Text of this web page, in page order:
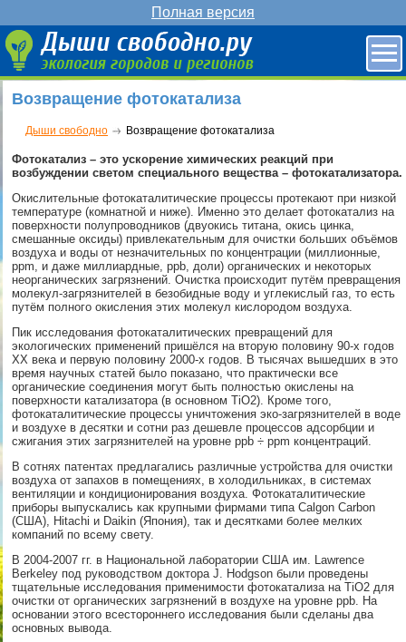
Полная версия
Возвращение фотокатализа
Дыши свободно Возвращение фотокатализа
Фотокатализ – это ускорение химических реакций при
возбуждении светом специального вещества – фотокатализатора.
Окислительные фотокаталитические процессы протекают при низкой
температуре (комнатной и ниже). Именно это делает фотокатализ на
поверхности полупроводников (двуокись титана, окись цинка,
смешанные оксиды) привлекательным для очистки больших объёмов
воздуха и воды от незначительных по концентрации (миллионные,
ppm, и даже миллиардные, ppb, доли) органических и некоторых
неорганических загрязнений. Очистка происходит путём превращения
молекул-загрязнителей в безобидные воду и углекислый газ, то есть
путём полного окисления этих молекул кислородом воздуха.
Пик исследования фотокаталитических превращений для
экологических применений пришёлся на вторую половину 90-х годов
ХХ века и первую половину 2000-х годов. В тысячах вышедших в это
время научных статей было показано, что практически все
органические соединения могут быть полностью окислены на
поверхности катализатора (в основном TiO2). Кроме того,
фотокаталитические процессы уничтожения эко-загрязнителей в воде
и воздухе в десятки и сотни раз дешевле процессов адсорбции и
сжигания этих загрязнителей на уровне ppb ÷ ppm концентраций.
В сотнях патентах предлагались различные устройства для очистки
воздуха от запахов в помещениях, в холодильниках, в системах
вентиляции и кондиционирования воздуха. Фотокаталитические
приборы выпускались как крупными фирмами типа Calgon Carbon
(США), Hitachi и Daikin (Япония), так и десятками более мелких
компаний по всему свету.
В 2004-2007 гг. в Национальной лаборатории США им. Lawrence
Berkeley под руководством доктора J. Hodgson были проведены
тщательные исследования применимости фотокатализа на TiO2 для
очистки от органических загрязнений в воздухе на уровне ppb. На
основании этого всестороннего исследования были сделаны два
основных вывода.